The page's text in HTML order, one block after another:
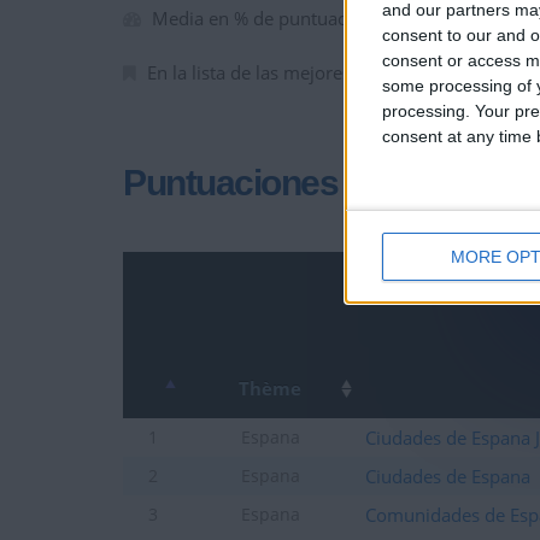
and our partners
consent to our and
consent or access
some processing of
processing. Your
consent at any time
MORE
Media en % de puntuación max. :100%
En la lista de las mejores partidas :0
Puntuaciones
Thème
Ciudades de Espana
Ciudades de Espana
Comunidades de